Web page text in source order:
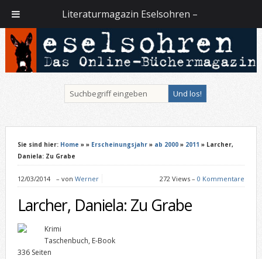
Sie sind hier: Home » » Erscheinungsjahr» ab 2000» 2011 » Larcher,
Daniela: Zu Grabe
12/03/2014 – von Werner 272 Views –0 Kommentare
Larcher, Daniela: Zu Grabe
Krimi
Taschenbuch, E-Book
336 Seiten
Literaturmagazin Eselsohren –